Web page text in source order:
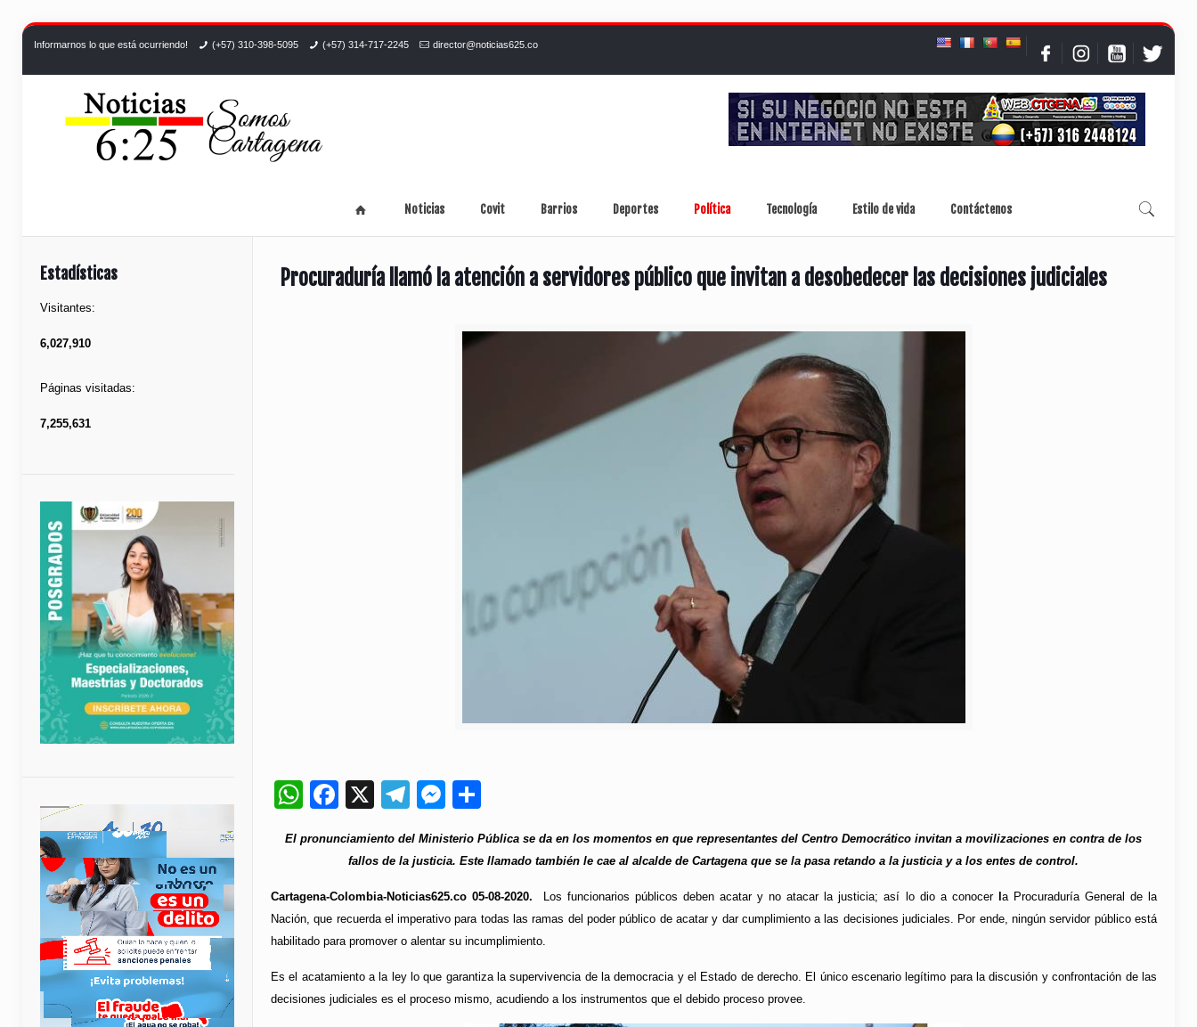
Informarnos lo que está ocurriendo! (+57) 310-398-5095 (+57) 314-717-2245 director@noticias625.co
Noticias Covit Barrios Deportes Política Tecnología Estilo de vida Contáctenos
Procuraduría llamó la atención a servidores público que invitan a desobedecer las decisiones judiciales
WhatsApp
Facebook
X Telegram
Messenger
El pronunciamiento del Ministerio Pública se da en los momentos en que representantes del Centro Democrático invitan a movilizaciones en contra de los
fallos de la justicia. Este llamado también le cae al alcalde de Cartagena que se la pasa retando a la justicia y a los entes de control.
Cartagena-Colombia-Noticias625.co 05-08-2020. Los funcionarios públicos deben acatar y no atacar la justicia; así lo dio a conocer a Procuraduría General de la
Nación, que recuerda el imperativo para todas las ramas del poder público de acatar y dar cumplimiento a las decisiones judiciales. Por ende, ningún servidor público está
habilitado para promover o alentar su incumplimiento.
Es el acatamiento a la ley lo que garantiza la supervivencia de la democracia y el Estado de derecho. El único escenario legítimo para la discusión y confrontación de las
decisiones judiciales es el proceso mismo, acudiendo a los instrumentos que el debido proceso provee.
Estadísticas
Visitantes:
6,027,910
Páginas visitadas:
7,255,631